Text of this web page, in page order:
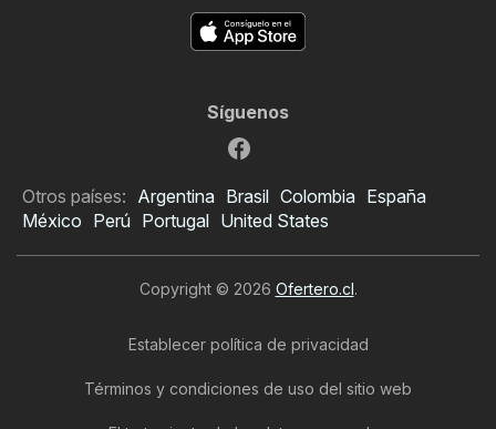
Síguenos
Otros países: Argentina Brasil Colombia España
México Perú Portugal United States
Copyright © 2026 Ofertero.cl.
Establecer política de privacidad
Términos y condiciones de uso del sitio web